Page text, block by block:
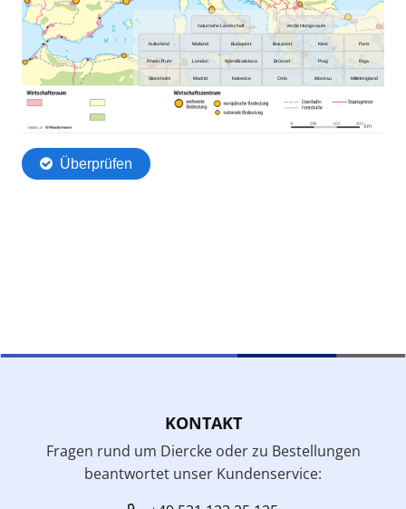
KONTAKT
Fragen rund um Diercke oder zu Bestellungen
beantwortet unser Kundenservice: